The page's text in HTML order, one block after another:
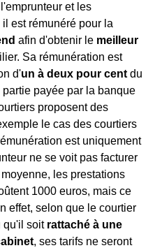
et les
est rémunéré pour la
afin d'obtenir le meilleur
Sa rémunération est
d'un à deux pour cent du
payée par la banque
proposent des
le cas des courtiers
est uniquement
ne se voit pas facturer
les prestations
1000 euros, mais ce
effet, selon que le courtier
qu'il soit rattaché à une
, ses tarifs ne seront